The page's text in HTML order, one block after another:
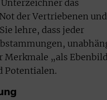
das
der Vertriebenen und
lehre, dass jeder
„als
Potentialen.